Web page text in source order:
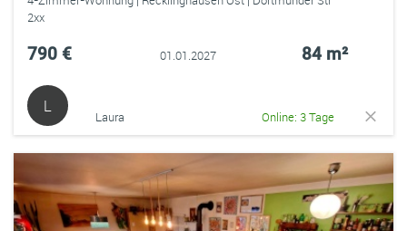
2xx
790 € 01.01.2027 84 m²
L
Laura Online: 3 Tage